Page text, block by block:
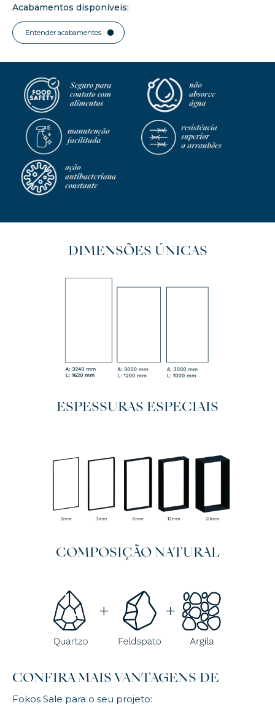
Acabamentos disponíveis:
Entender acabamentos
DIMENSÕES ÚNICAS
ESPESSURAS ESPECIAIS
COMPOSIÇÃO NATURAL
CONFIRA MAIS VANTAGENS DE
Fokos Sale para o seu projeto: